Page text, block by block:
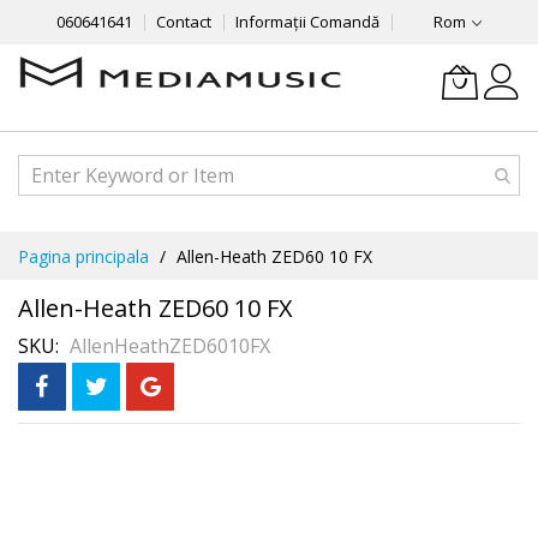
060641641 Contact Informații Comandă Rom
Continut
Pagina principala Allen-Heath ZED60 10 FX
Allen-Heath ZED60 10 FX
SKU AllenHeathZED6010FX